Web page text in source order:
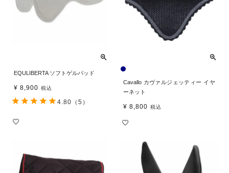
EQULIBERTA ソフトゲルパッド
¥ 8,900 税込
4.80 （5）
Cavallo カヴァルジェッティー イヤ
ーネット
¥ 8,800 税込